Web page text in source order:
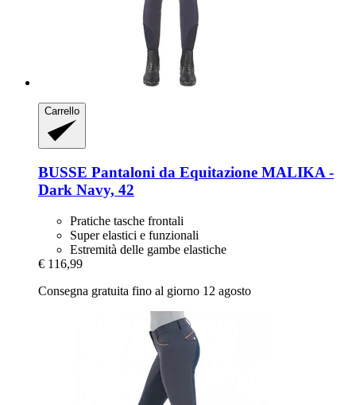
Carrello
BUSSE Pantaloni da Equitazione MALIKA -​
Dark Navy, 42
Pratiche tasche frontali
Super elastici e funzionali
Estremità delle gambe elastiche
€ 116,99
Consegna gratuita fino al giorno 12 agosto